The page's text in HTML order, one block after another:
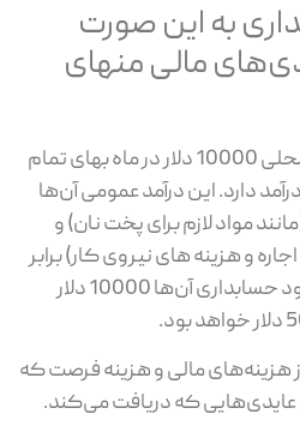
به این صورت
مالی منهای
به عنوان مثال، یک نانوایی محلی 10000 دلار در ماه بهای تمام
دارد. این درآمد عمومی آن‌ها
مواد لازم برای پخت نان) و
و هزینه های نیروی کار) برابر
با 5000 دلار در ماه باشد، سود حسابداری آن‌ها 10000 دلار
هزینه‌های مالی و هزینه فرصت که
که دریافت می‌کند.